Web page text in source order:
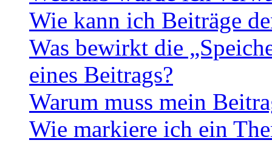
Wie kann ich Beiträge
Was bewirkt die
eines Beitrags?
Warum muss mein
Wie markiere ich ein